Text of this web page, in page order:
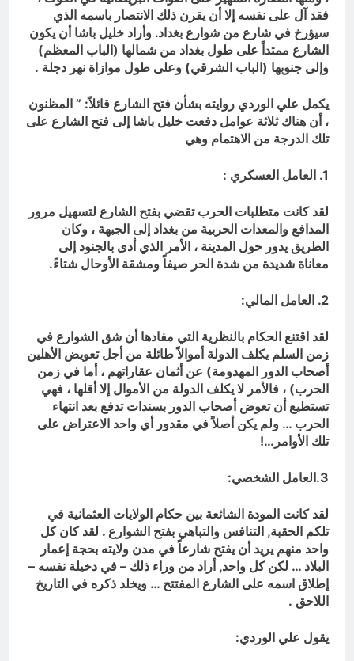
فقد آل على نفسه إلا أن يقرن ذلك الانتصار باسمه الذي
سيؤرخ في شارع من شوارع بغداد. وأراد خليل باشا أن يكون
الشارع ممتداً على طول بغداد من شمالها (الباب المعظم)
وإلى جنوبها (الباب الشرقي) وعلى طول موازاة نهر دجلة .
يكمل علي الوردي روايته بشأن فتح الشارع قائلاً: ” المظنون
، أن هناك ثلاثة عوامل دفعت خليل باشا إلى فتح الشارع على
تلك الدرجة من الاهتمام وهي
1. العامل العسكري :
لقد كانت متطلبات الحرب تقضي بفتح الشارع لتسهيل مرور
المدافع والمعدات الحربية من بغداد إلى الجبهة ، وكان
الطريق يدور حول المدينة ، الأمر الذي أدى بالجنود إلى
معاناة شديدة من شدة الحر صيفاً ومشقة الأوحال شتاءً.
2. العامل المالي:
لقد اقتنع الحكام بالنظرية التي مفادها أن شق الشوارع في
زمن السلم يكلف الدولة أموالاً طائلة من أجل تعويض الأهلين
أصحاب الدور المهدومة) عن أثمان عقاراتهم ، أما في زمن
الحرب) ، فالأمر لا يكلف الدولة من الأموال إلا أقلها ، فهي
تستطيع أن تعوض أصحاب الدور بسندات تدفع بعد انتهاء
الحرب … ولم يكن أصلاً في مقدور أي واحد الاعتراض على
تلك الأوامر…!
3.العامل الشخصي:
لقد كانت المودة الشائعة بين حكام الولايات العثمانية في
تلكم الحقبة, التنافس والتباهي بفتح الشوارع . لقد كان كل
واحد منهم يريد أن يفتح شارعاً في مدن ولايته بحجة إعمار
البلاد … لكن كل واحد, أراد من وراء ذلك – في دخيلة نفسه –
إطلاق اسمه على الشارع المفتتح … ويخلد ذكره في التاريخ
اللاحق .
يقول علي الوردي: